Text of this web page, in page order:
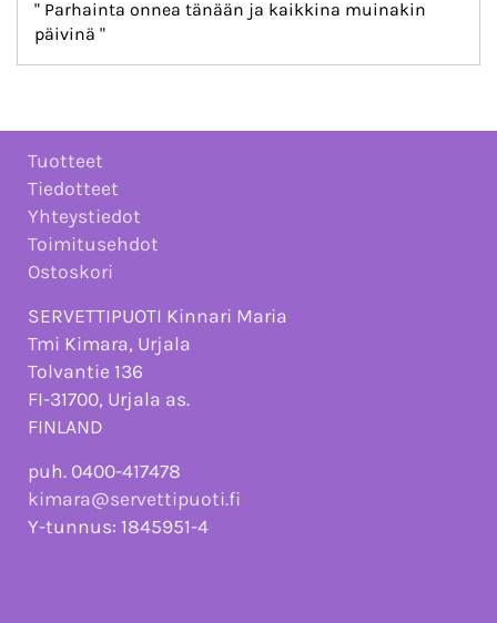
" Parhainta onnea tänään ja kaikkina muinakin
päivinä "
Tuotteet
Tiedotteet
Yhteystiedot
Toimitusehdot
Ostoskori
SERVETTIPUOTI Kinnari Maria
Tmi Kimara, Urjala
Tolvantie 136
FI-31700, Urjala as.
FINLAND
puh. 0400-417478
kimara@servettipuoti.fi
Y-tunnus: 1845951-4